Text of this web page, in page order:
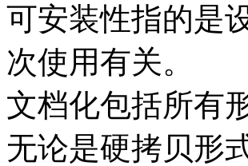
可安装性指的是
次使用有关。
文档化包括所有
无论是硬拷贝形